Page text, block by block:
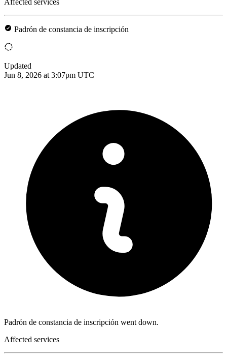
Padrón de constancia de inscripción
Updated
Jun 8, 2026 at 3:07pm UTC
Padrón de constancia de inscripción went down.
Affected services